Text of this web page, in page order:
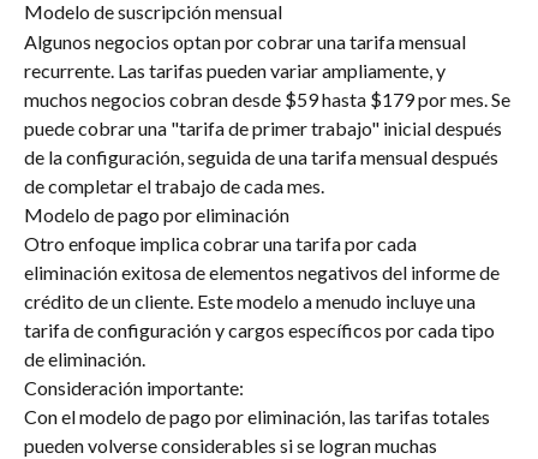
Modelo de suscripción mensual
Algunos negocios optan por cobrar una tarifa mensual
recurrente. Las tarifas pueden variar ampliamente, y
muchos negocios cobran desde $59 hasta $179 por mes. Se
puede cobrar una "tarifa de primer trabajo" inicial después
de la configuración, seguida de una tarifa mensual después
de completar el trabajo de cada mes.
Modelo de pago por eliminación
Otro enfoque implica cobrar una tarifa por cada
eliminación exitosa de elementos negativos del informe de
crédito de un cliente. Este modelo a menudo incluye una
tarifa de configuración y cargos específicos por cada tipo
de eliminación.
Consideración importante:
Con el modelo de pago por eliminación, las tarifas totales
pueden volverse considerables si se logran muchas